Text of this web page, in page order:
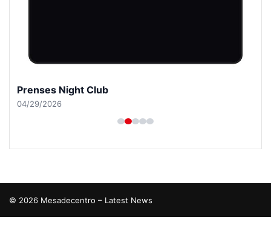
Prenses Night Club
04/29/2026
© 2026 Mesadecentro – Latest News